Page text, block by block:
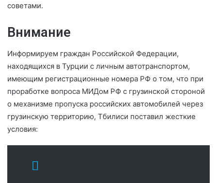
советами.
Внимание
Информируем граждан Российской Федерации,
находящихся в Турции с личным автотранспортом,
имеющим регистрационные номера РФ о том, что при
проработке вопроса МИДом РФ с грузинской стороной
о механизме пропуска российских автомобилей через
грузинскую территорию, Тбилиси поставил жесткие
условия: